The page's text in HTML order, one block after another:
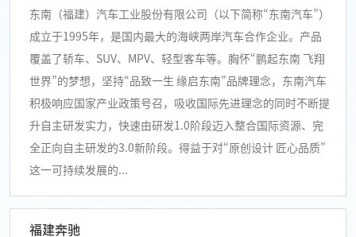
东南（福建）汽车工业股份有限公司（以下简称“东南汽车”）
成立于1995年，是国内最大的海峡两岸汽车合作企业。产品
覆盖了轿车、SUV、MPV、轻型客车等。胸怀“鹏起东南 飞翔
世界”的梦想，坚持“品致一生 缘启东南”品牌理念，东南汽车
积极响应国家产业政策号召，吸收国际先进理念的同时不断提
升自主研发实力，快速由研发1.0阶段迈入整合国际资源、完
全正向自主研发的3.0新阶段。得益于对“原创设计 匠心品质”
这一可持续发展的...
福建奔驰